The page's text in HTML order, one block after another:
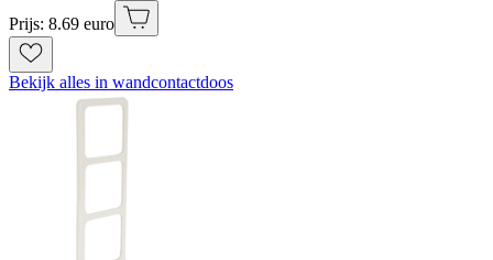
Prijs: 8.69 euro
Bekijk alles in wandcontactdoos